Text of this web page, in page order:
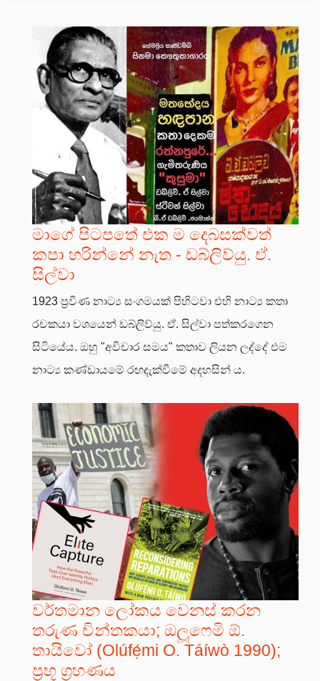
මාගේ පිටපතේ එක ම දෙබසක්වත්
කපා හරින්නේ නැත - ඩබ්ලිව්යු. ඒ.
සිල්වා
1923 ප්‍රවීණ නාට්‍ය සංගමයක් පිහිටවා එහි නාට්‍ය කතා
රචකයා වශයෙන් ඩබ්ලිව්යු. ඒ. සිල්වා පත්කරගෙන
සිටියේය. ඔහු "අවිචාර සමය" කතාව ලියන ලද්දේ එම
නාට්‍ය කණ්ඩායමේ රඟදැක්වීමේ අදහසින් ය.
වර්තමාන ලෝකය වෙනස් කරන
තරුණ චින්තකයා; ඔලූෆෙමි ඕ.
තායිවෝ (Olúfẹ́mi O. Táíwò 1990);
ප්‍රභූ ග්‍රහණය